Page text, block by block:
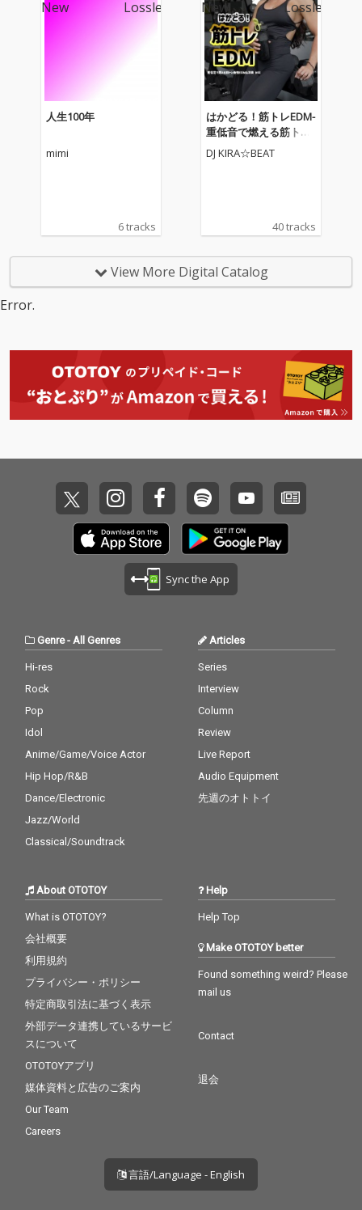
人生100年
mimi
6 tracks
はかどる！筋トレEDM-
重低音で燃える筋トレ
最強EDM&洋楽 MIX- (DJ
MIX)
DJ KIRA☆BEAT
40 tracks
View More Digital Catalog
Error.
Sync the App
Genre-All Genres
Hi-res
Rock
Pop
Idol
Anime/Game/Voice Actor
Hip Hop/R&B
Dance/Electronic
Jazz/World
Classical/Soundtrack
Articles
Series
Interview
Column
Review
Live Report
Audio Equipment
先週のオトトイ
About OTOTOY
What is OTOTOY?
会社概要
利用規約
プライバシー・ポリシー
特定商取引法に基づく表示
外部データ連携しているサービ
スについて
OTOTOYアプリ
媒体資料と広告のご案内
Our Team
Careers
Help
Help Top
Make OTOTOY better
Found something weird? Please
mail us
Contact
退会
言語/Language - English